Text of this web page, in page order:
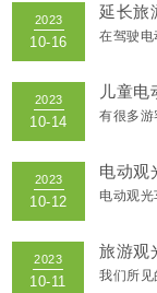
2023
10-30
2023
10-17
延长旅
在驾驶
儿童电
有很多
电动观
电动观
旅游观
我们所